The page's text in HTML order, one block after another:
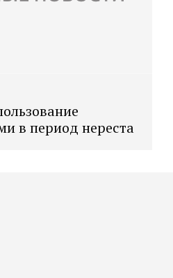
в период нереста